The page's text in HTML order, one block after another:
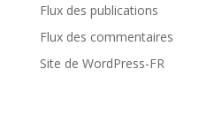
Flux des publications
Flux des commentaires
Site de WordPress-FR